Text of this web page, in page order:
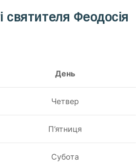
святителя Феодосія
День
Четвер
П’ятниця
Субота